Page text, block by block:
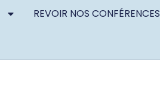
REVOIR NOS CONFÉRENCES